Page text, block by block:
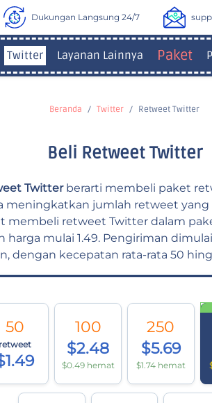
Dukungan Langsung 24/7
Twitter Layanan Lainnya Paket
Beranda Twitter Retweet Twitter
Beli Retweet Twitter
Twitterberarti membeli paket
meningkatkan jumlah retweet yang
membeli retweet Twitter dalam
harga mulai 1.49. Pengiriman
dengan kecepatan rata-rata 50
50
retweet
100
$2.48
$0.49 hemat
250
$5.69
$1.74 hemat